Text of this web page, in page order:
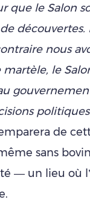
que le Salon
découvertes.
nous
le
politiques
de
sans
— un lieu où